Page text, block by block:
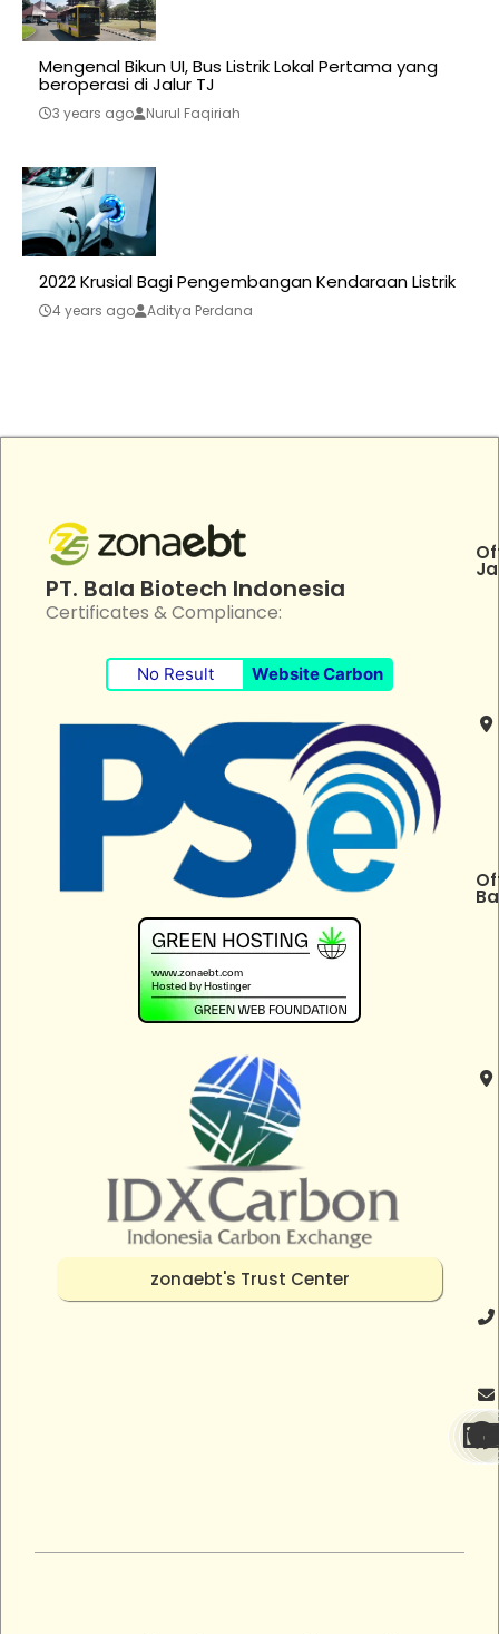
Mengenal Bikun UI, Bus Listrik Lokal Pertama yang
beroperasi di Jalur TJ
3 years ago Nurul Faqiriah
2022 Krusial Bagi Pengembangan Kendaraan Listrik
4 years ago Aditya Perdana
PT. Bala Biotech Indonesia
Certificates & Compliance:
No Result Website Carbon
zonaebt's Trust Center